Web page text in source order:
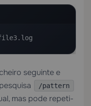
seguinte e
/pattern
mas pode repeti-